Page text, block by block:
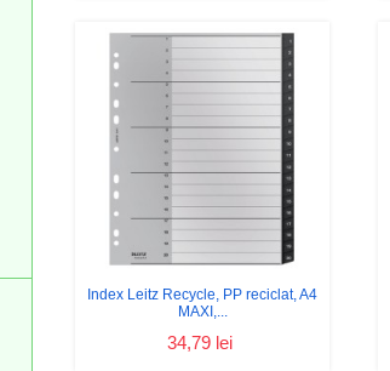
Index Leitz Recycle, PP reciclat, A4
MAXI,...
34,79 lei